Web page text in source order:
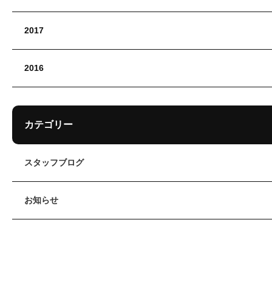
2017
2016
カテゴリー
スタッフブログ
お知らせ